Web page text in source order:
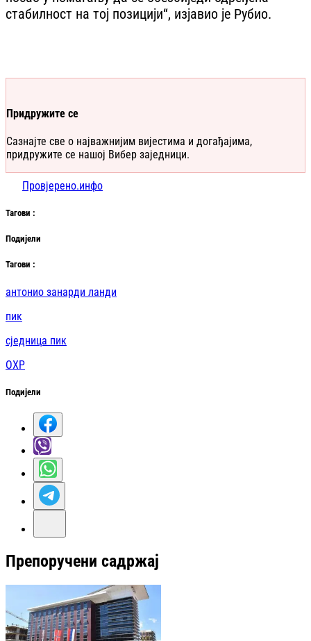
стабилност на тој позицији“, изјавио је Рубио.
Придружите се
Сазнајте све о најважнијим вијестима и догађајима,
придружите се нашој Вибер заједници.
Провјерено.инфо
Тагови :
Подијели
Тагови :
антонио занарди ланди
пик
сједница пик
ОХР
Подијели
Препоручени садржај